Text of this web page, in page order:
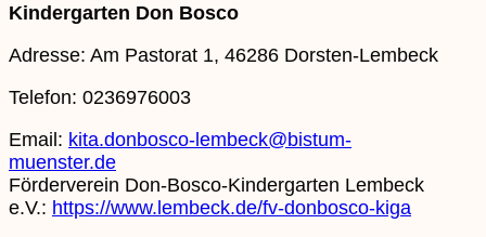
Kindergarten Don Bosco
Adresse: Am Pastorat 1, 46286 Dorsten-Lembeck
Telefon: 0236976003
Email: kita.donbosco-lembeck@bistum-
muenster.de
Förderverein Don-Bosco-Kindergarten Lembeck
e.V.: https://www.lembeck.de/fv-donbosco-kiga